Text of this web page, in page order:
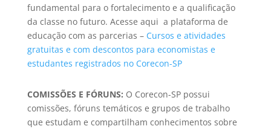
fundamental para o fortalecimento e a qualificação
da classe no futuro. Acesse aqui a plataforma de
educação com as parcerias – Cursos e atividades
gratuitas e com descontos para economistas e
estudantes registrados no Corecon-SP
COMISSÕES E FÓRUNS: O Corecon-SP possui
comissões, fóruns temáticos e grupos de trabalho
que estudam e compartilham conhecimentos sobre